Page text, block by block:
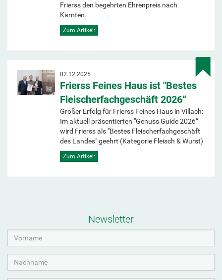
Frierss den begehrten Ehrenpreis nach
Kärnten.
Zum Artikel:
02.12.2025
Frierss Feines Haus ist "Bestes
Fleischerfachgeschäft 2026“
Großer Erfolg für Frierss Feines Haus in Villach:
Im aktuell präsentierten "Genuss Guide 2026“
wird Frierss als "Bestes Fleischerfachgeschäft
des Landes" geehrt (Kategorie Fleisch & Wurst)
Zum Artikel:
Newsletter